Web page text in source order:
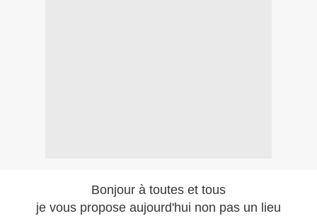
Bonjour à toutes et tous
je vous propose aujourd'hui non pas un lieu